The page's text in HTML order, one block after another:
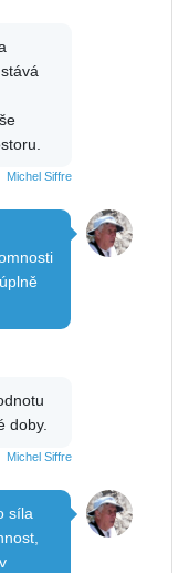
Michel Siffre
doby.
Michel Siffre
síla